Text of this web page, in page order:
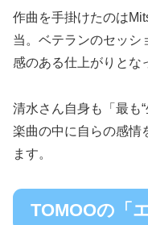
作曲を手掛けたのは
当。ベテランのセッシ
感のある仕上がりとな
清水さん自身も「最も
楽曲の中に自らの感情
ます。
TOMOOの「